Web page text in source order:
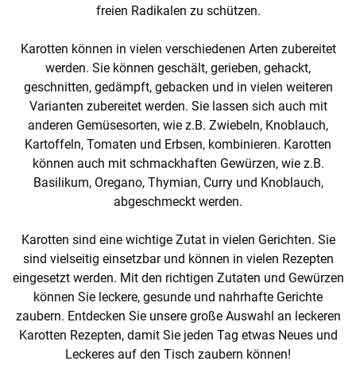
freien Radikalen zu schützen.
Karotten können in vielen verschiedenen Arten zubereitet
werden. Sie können geschält, gerieben, gehackt,
geschnitten, gedämpft, gebacken und in vielen weiteren
Varianten zubereitet werden. Sie lassen sich auch mit
anderen Gemüsesorten, wie z.B. Zwiebeln, Knoblauch,
Kartoffeln, Tomaten und Erbsen, kombinieren. Karotten
können auch mit schmackhaften Gewürzen, wie z.B.
Basilikum, Oregano, Thymian, Curry und Knoblauch,
abgeschmeckt werden.
Karotten sind eine wichtige Zutat in vielen Gerichten. Sie
sind vielseitig einsetzbar und können in vielen Rezepten
eingesetzt werden. Mit den richtigen Zutaten und Gewürzen
können Sie leckere, gesunde und nahrhafte Gerichte
zaubern. Entdecken Sie unsere große Auswahl an leckeren
Karotten Rezepten, damit Sie jeden Tag etwas Neues und
Leckeres auf den Tisch zaubern können!